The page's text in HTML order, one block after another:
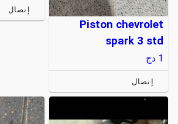
Piston chevrolet
spark 3 std
1 دج
إتصال
إتصال